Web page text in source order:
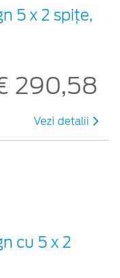
5 x 2 spiţe,
290,58
Vezi detalii
cu 5 x 2